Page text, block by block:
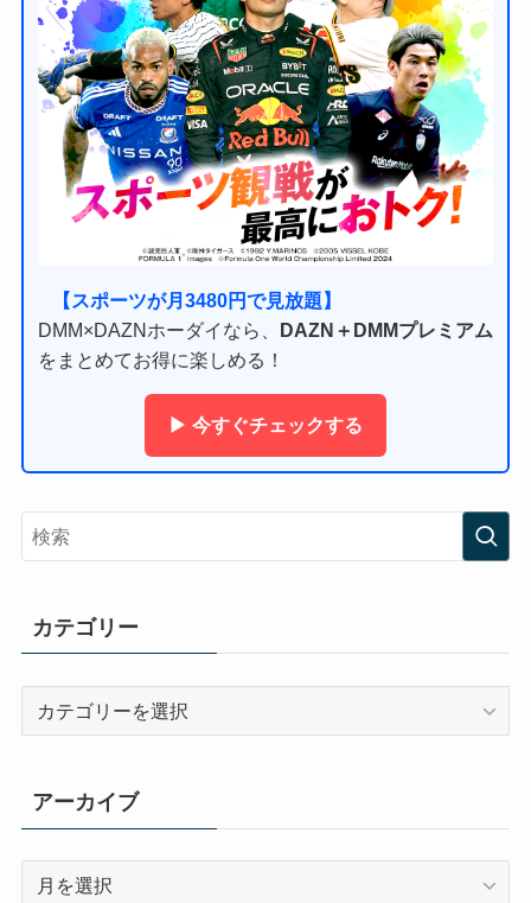
【スポーツが月3480円で見放題】
DMM×DAZNホーダイなら、
DAZN＋DMMプレミアム
をまとめてお得に楽しめる！
▶ 今すぐチェックする
カテゴリー
ー
アーカイブ